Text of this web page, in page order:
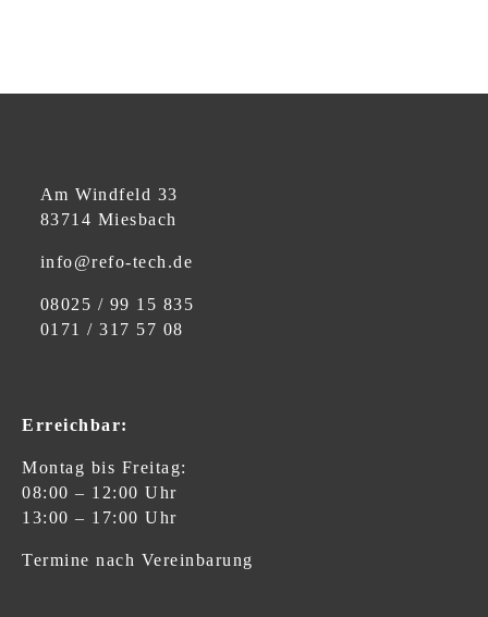
Am Windfeld 33
83714 Miesbach
info@refo-tech.de
08025 / 99 15 835
0171 / 317 57 08
Erreichbar:
Montag bis Freitag:
08:00 – 12:00 Uhr
13:00 – 17:00 Uhr
Termine nach Vereinbarung